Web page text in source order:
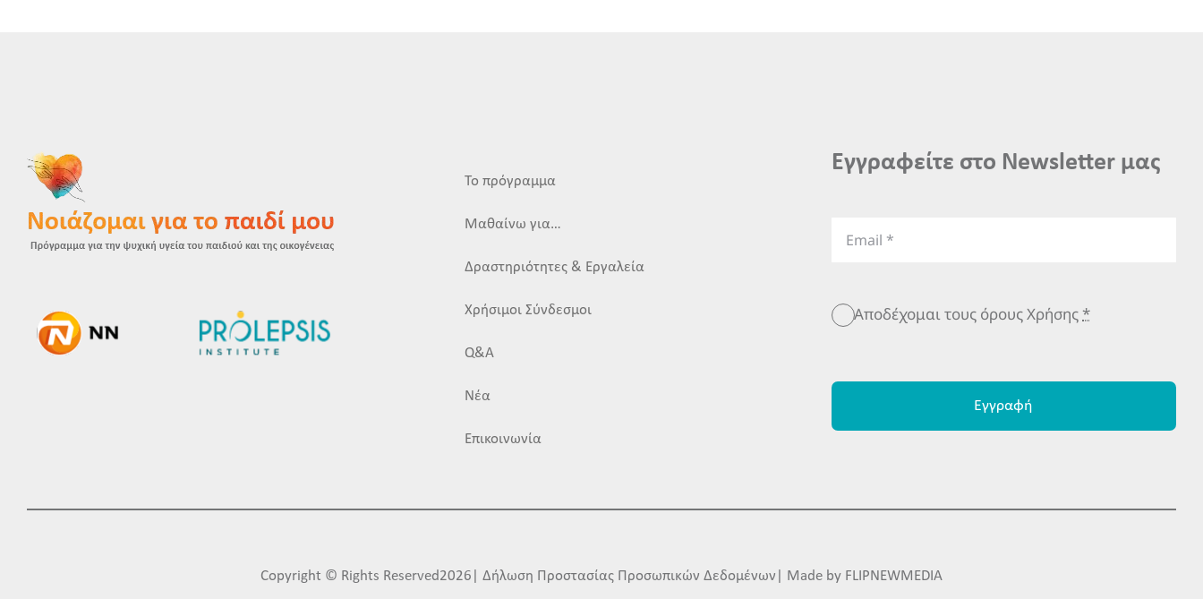
Το πρόγραμμα
Μαθαίνω για…
Δραστηριότητες & Εργαλεία
Χρήσιμοι Σύνδεσμοι
Q&A
Νέα
Επικοινωνία
Εγγραφείτε στο Newsletter μας
Αποδέχομαι τους όρους Χρήσης*
Εγγραφή
Copyright © Rights Reserved2026| Δήλωση Προστασίας Προσωπικών Δεδομένων| Made by FLIPNEWMEDIA